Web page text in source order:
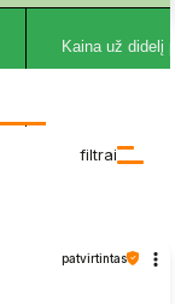
filtrai
patvirtintas